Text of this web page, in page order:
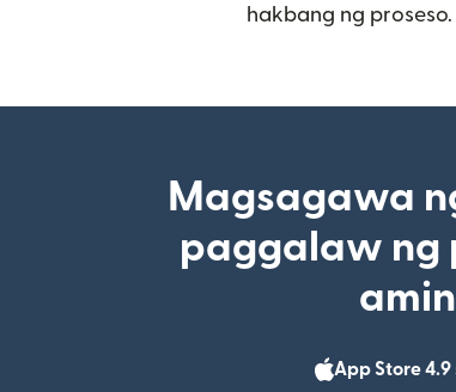
hakbang ng proseso.
Magsagawa
paggalaw ng
App Store 4.9